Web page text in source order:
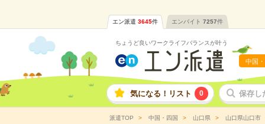
エン派遣 3645件 エンバイト 7257件
ちょうど良いワークライフバランスが叶う
中国
気になる！リスト 0 保存し
派遣TOP 中国・四国 山口県 山口県山口市